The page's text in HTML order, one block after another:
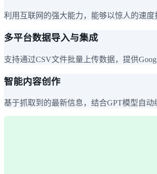
利用互联网的强大能力，能够以惊人的速度
多平台数据导入与集成
支持通过CSV文件批量上传数据，提供
智能内容创作
基于抓取到的最新信息，结合GPT模型自